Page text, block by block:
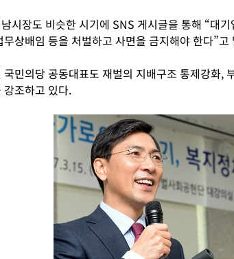
시장도 비슷한 시기에 SNS 게시글을 통해 “대
무상배임 등을 처벌하고 사면을 금지해야 한다”고
국민의당 공동대표도 재벌의 지배구조 통제강화,
강조하고 있다.